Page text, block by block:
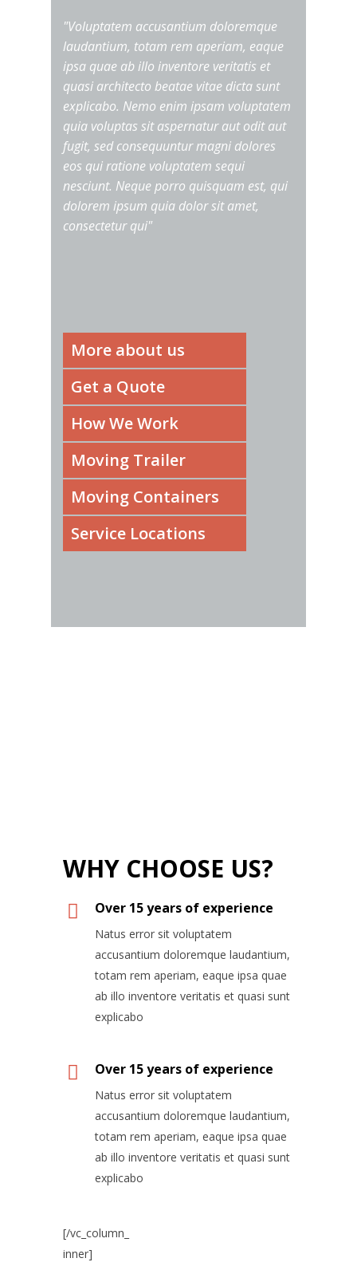
"Voluptatem accusantium doloremque
laudantium, totam rem aperiam, eaque
ipsa quae ab illo inventore veritatis et
quasi architecto beatae vitae dicta sunt
explicabo. Nemo enim ipsam voluptatem
quia voluptas sit aspernatur aut odit aut
fugit, sed consequuntur magni dolores
eos qui ratione voluptatem sequi
nesciunt. Neque porro quisquam est, qui
dolorem ipsum quia dolor sit amet,
consectetur qui"
More about us
Get a Quote
How We Work
Moving Trailer
Moving Containers
Service Locations
WHY CHOOSE US?
Over 15 years of experience
Natus error sit voluptatem
accusantium doloremque laudantium,
totam rem aperiam, eaque ipsa quae
ab illo inventore veritatis et quasi sunt
explicabo
Over 15 years of experience
Natus error sit voluptatem
accusantium doloremque laudantium,
totam rem aperiam, eaque ipsa quae
ab illo inventore veritatis et quasi sunt
explicabo
[/vc_column_
inner]